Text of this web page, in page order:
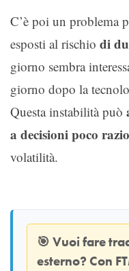
C’è poi un problema
esposti al rischio di
giorno sembra
giorno dopo la
Questa instabilità può
a decisioni poco
volatilità.
🎯 Vuoi fare
esterno? Con